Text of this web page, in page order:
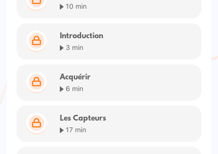
10 min
Introduction
3 min
Acquérir
6 min
Les Capteurs
17 min